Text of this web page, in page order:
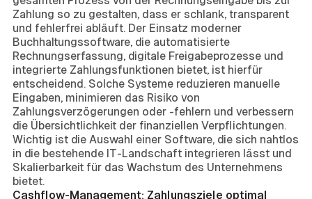
Zahlung so zu gestalten, dass er schlank, transparent
und fehlerfrei abläuft. Der Einsatz moderner
Buchhaltungssoftware, die automatisierte
Rechnungserfassung, digitale Freigabeprozesse und
integrierte Zahlungsfunktionen bietet, ist hierfür
entscheidend. Solche Systeme reduzieren manuelle
Eingaben, minimieren das Risiko von
Zahlungsverzögerungen oder -fehlern und verbessern
die Übersichtlichkeit der finanziellen Verpflichtungen.
Wichtig ist die Auswahl einer Software, die sich nahtlos
in die bestehende IT-Landschaft integrieren lässt und
Skalierbarkeit für das Wachstum des Unternehmens
bietet.
Cashflow-Management: Zahlungsziele optimal